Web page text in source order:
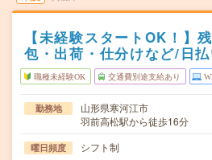
【未経験スタートOK！】
包・出荷・仕分けなど/日
職種未経験OK 交通費別途支給あり
勤務地
山形県寒河江市
羽前高松駅から徒歩16分
曜日頻度 シフト制